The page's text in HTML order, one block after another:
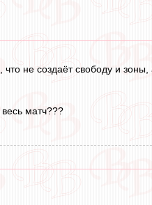
не создаёт свободу и зоны,
матч???